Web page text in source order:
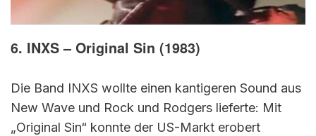
6. INXS – Original Sin (1983)
Die Band INXS wollte einen kantigeren Sound aus
New Wave und Rock und Rodgers lieferte: Mit
„Original Sin“ konnte der US-Markt erobert